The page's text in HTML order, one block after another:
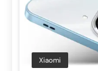
Xiaomi